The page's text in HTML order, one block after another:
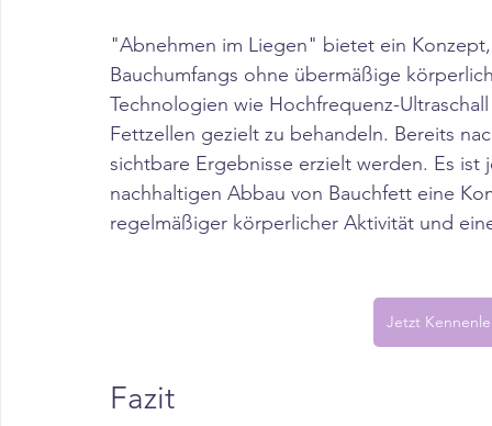
​"Abnehmen im Liegen" bietet ein
Bauchumfangs ohne übermäßige
Technologien wie Hochfrequenz-
Fettzellen gezielt zu behandeln. Bereits
sichtbare Ergebnisse erzielt werden. Es
nachhaltigen Abbau von Bauchfett eine
regelmäßiger körperlicher Aktivität und
Jetzt
Fazit